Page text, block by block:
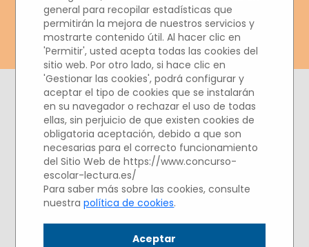
ACTO DE ELECCIÓN
DE GANADORES
Emisión en directo vía
YouTube el jueves 20 de
mayo de 2021
general para recopilar estadísticas que
permitirán la mejora de nuestros servicios y
mostrarte contenido útil. Al hacer clic en
'Permitir', usted acepta todas las cookies del
sitio web. Por otro lado, si hace clic en
'Gestionar las cookies', podrá configurar y
aceptar el tipo de cookies que se instalarán
en su navegador o rechazar el uso de todas
ellas, sin perjuicio de que existen cookies de
obligatoria aceptación, debido a que son
necesarias para el correcto funcionamiento
del Sitio Web de https://www.concurso-
escolar-lectura.es/
Para saber más sobre las cookies, consulte
nuestrapolítica de cookies.
Aceptar